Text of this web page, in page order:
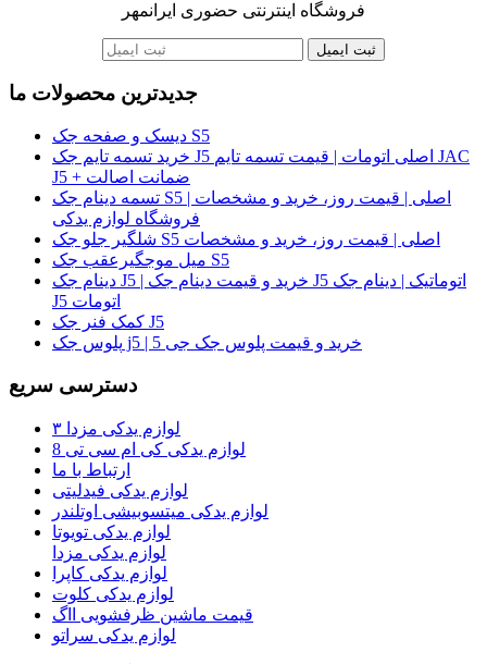
فروشگاه اینترنتی حضوری ایرانمهر
ثبت ایمیل
جدیدترین محصولات ما
دیسک و صفحه جک S5
خرید تسمه تایم جک J5 اصلی اتومات | قیمت تسمه تایم JAC
J5 + ضمانت اصالت
تسمه دینام جک S5 اصلی | قیمت روز، خرید و مشخصات |
فروشگاه لوازم یدکی
شلگیر جلو جک S5 اصلی | قیمت روز، خرید و مشخصات
میل موجگیرعقب جک S5
دینام جک J5 | خرید و قیمت دینام جک J5 اتوماتیک | دینام جک
J5 اتومات
کمک فنر جک J5
پلوس جک j5 | خرید و قیمت پلوس جک جی 5
دسترسی سریع
لوازم یدکی مزدا ۳
لوازم یدکی کی ام سی تی 8
ارتباط با ما
لوازم یدکی فیدلیتی
لوازم یدکی میتسوبیشی اوتلندر
لوازم یدکی تویوتا
لوازم یدکی مزدا
لوازم یدکی کاپرا
لوازم یدکی کلوت
قیمت ماشین ظرفشویی ااگ
لوازم یدکی سراتو